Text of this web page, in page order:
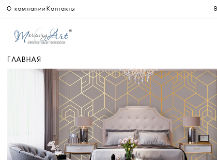
О компании Контакты
ГЛАВНАЯ